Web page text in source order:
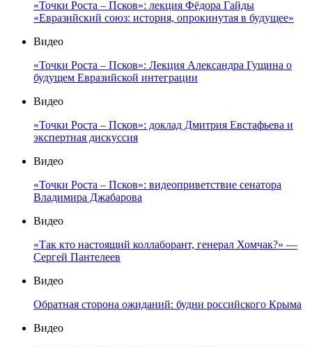
«Точки Роста – Псков»: лекция Фёдора Гайды
«Евразийский союз: история, опрокинутая в будущее»
Видео
«Точки Роста – Псков»: Лекция Александра Гущина о
будущем Евразийской интеграции
Видео
«Точки Роста – Псков»: доклад Дмитрия Евстафьева и
экспертная дискуссия
Видео
«Точки Роста – Псков»: видеоприветствие сенатора
Владимира Джабарова
Видео
«Так кто настоящий коллаборант, генерал Хомчак?» —
Сергей Пантелеев
Видео
Обратная сторона ожиданий: будни российского Крыма
Видео